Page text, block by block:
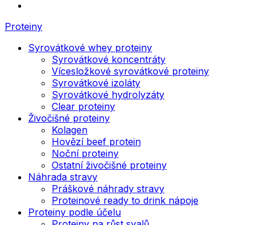
Proteiny
Syrovátkové whey proteiny
Syrovátkové koncentráty
Vícesložkové syrovátkové proteiny
Syrovátkové izoláty
Syrovátkové hydrolyzáty
Clear proteiny
Živočišné proteiny
Kolagen
Hovězí beef protein
Noční proteiny
Ostatní živočišné proteiny
Náhrada stravy
Práškové náhrady stravy
Proteinové ready to drink nápoje
Proteiny podle účelu